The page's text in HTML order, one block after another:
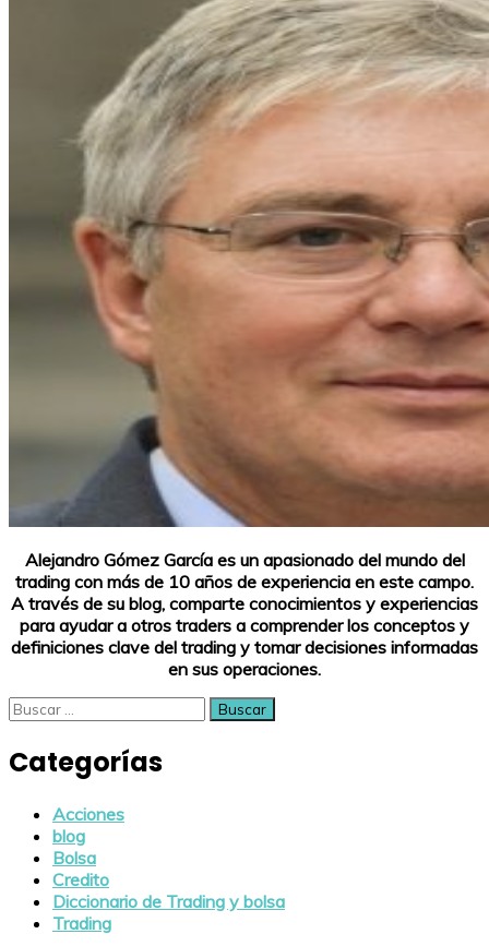
Alejandro Gómez García es un apasionado del mundo del
trading con más de 10 años de experiencia en este campo.
A través de su blog, comparte conocimientos y experiencias
para ayudar a otros traders a comprender los conceptos y
definiciones clave del trading y tomar decisiones informadas
en sus operaciones.
Buscar:
Categorías
Acciones
blog
Bolsa
Credito
Diccionario de Trading y bolsa
Trading